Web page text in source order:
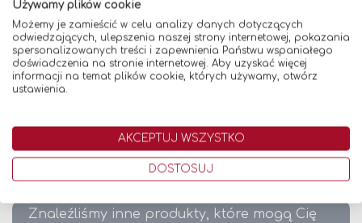
Szerokość: 18 mm
Długość: 14 mm
Dane techniczne
Znaleźliśmy inne produkty, które mogą Cię
Używamy plików cookie
Możemy je zamieścić w celu analizy danych dotyczących
odwiedzających, ulepszenia naszej strony internetowej, pokazania
spersonalizowanych treści i zapewnienia Państwu wspaniałego
doświadczenia na stronie internetowej. Aby uzyskać więcej
informacji na temat plików cookie, których używamy, otwórz
ustawienia.
AKCEPTUJ WSZYSTKO
DOSTOSUJ